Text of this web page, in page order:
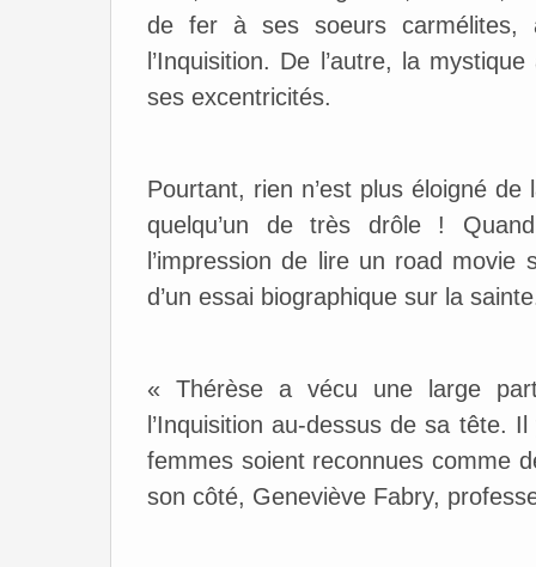
de fer à ses soeurs carmélites,
l’Inquisition. De l’autre, la
ses excentricités.
Pourtant, rien n’est plus éloigné
quelqu’un de très drôle !
l’impression de lire un road movie
d’un essai biographique sur la
« Thérèse a vécu une large
l’Inquisition au-dessus de sa tête.
femmes soient reconnues comme
son côté, Geneviève Fabry,